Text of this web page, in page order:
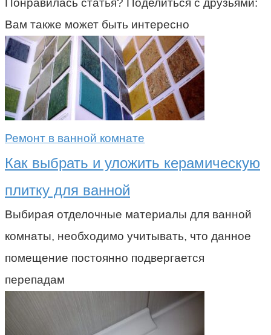
Понравилась статья? Поделиться с друзьями:
Вам также может быть интересно
Ремонт в ванной комнате
Как выбрать и уложить керамическую
плитку для ванной
Выбирая отделочные материалы для ванной
комнаты, необходимо учитывать, что данное
помещение постоянно подвергается
перепадам